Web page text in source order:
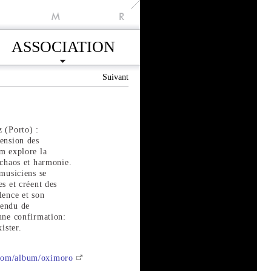
M R
ASSOCIATION
Suivant
(Porto) :
des
explore la
et harmonie.
se
et créent des
et son
de
confirmation:
album/oximoro